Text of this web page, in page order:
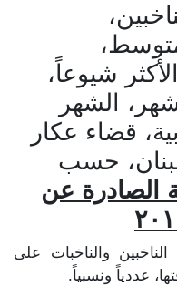
شيوعاً،
الشهر
قضاء عكار
حسب
الصادرة عن
والناخبات على
عددياً ونسبياً.